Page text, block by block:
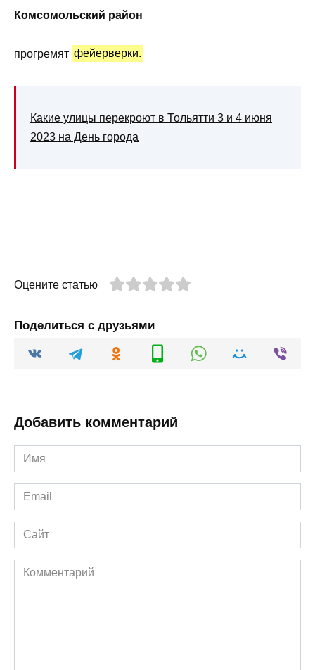
Комсомольский район
прогремят фейерверки.
Какие улицы перекроют в Тольятти 3 и 4 июня
2023 на День города
Оцените статью
Поделиться с друзьями
Добавить комментарий
Имя
*
Email
*
Сайт
Комментарий